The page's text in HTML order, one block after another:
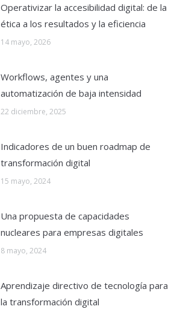
Operativizar la accesibilidad digital: de la
ética a los resultados y la eficiencia
14 mayo, 2026
Workflows, agentes y una
automatización de baja intensidad
22 diciembre, 2025
Indicadores de un buen roadmap de
transformación digital
15 mayo, 2024
Una propuesta de capacidades
nucleares para empresas digitales
8 mayo, 2024
Aprendizaje directivo de tecnología para
la transformación digital